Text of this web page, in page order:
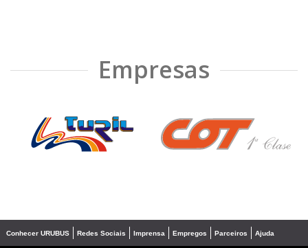
Empresas
❮ ❯
Conhecer URUBUS Redes Sociais Imprensa Empregos Parceiros Ajuda